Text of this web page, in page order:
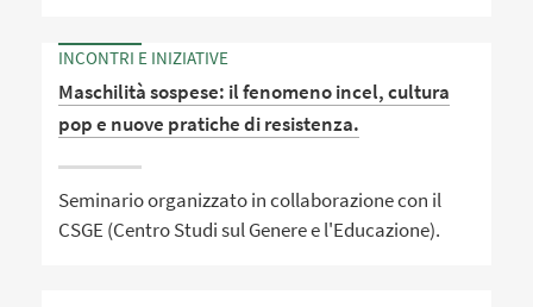
INCONTRI E INIZIATIVE
Maschilità sospese: il fenomeno incel, cultura
pop e nuove pratiche di resistenza.
Seminario organizzato in collaborazione con il
CSGE (Centro Studi sul Genere e l'Educazione).